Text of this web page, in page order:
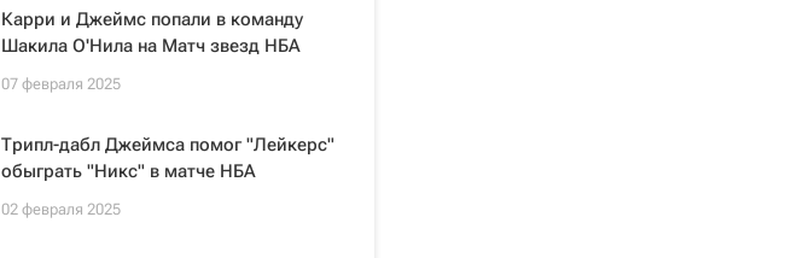
Карри и Джеймс попали в команду
Шакила О'Нила на Матч звезд НБА
07 февраля 2025
Трипл-дабл Джеймса помог "Лейкерс"
обыграть "Никс" в матче НБА
02 февраля 2025